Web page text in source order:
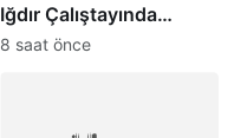
Iğdır Çalıştayında
konuştu: “Türkiye pazar
8 saat önce